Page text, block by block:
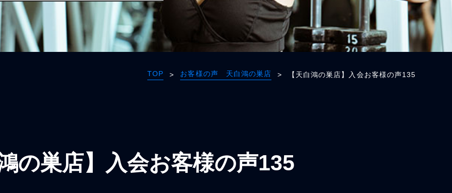
TOP > お客様の声 天白鴻の巣店 > 【天白鴻の巣店】入会お客様の声135
の巣店】入会お客様の声135